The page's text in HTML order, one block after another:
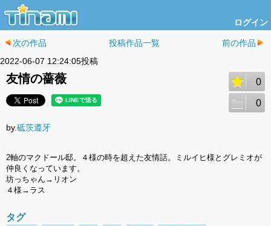
ログイン
次の作品 投稿作品一覧
前の作品
2022-06-07 12:24:05投稿
友情の薔薇 0
0
by.砥茨遵牙
2軸のマクドール邸。４様の時を超えた友情話。ミルイヒ様とグレミオが
仲良くなっています。
坊っちゃん→リオン
４様→ラス
タグ